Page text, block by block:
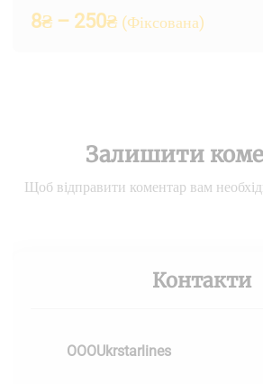
8₴ – 250₴ (Фіксована)
Залишити
Щоб відправити коментар вам
Контакти
OOOUkrstarlines